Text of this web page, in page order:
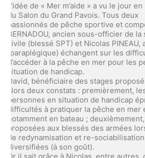
L’idée de « Mer m’aide » a vu le jour
du Salon du Grand Pavois. Tous deux
passionnés de pêche sportive et
BERNADOU, ancien sous-officier de
civile (blessé SPT) et Nicolas
(paraplégique) échangent sur les
d’accéder à la pêche en mer pour les
situation de handicap.
David, bénéficiaire des stages
alors deux constats : premièrement,
personnes en situation de handicap
difficultés à pratiquer la pêche en mer
notamment en bateau ;
proposées aux blessés des armées
de redynamisation et re-
diversifiées (à son goût).
Or il sait grâce à Nicolas, entre